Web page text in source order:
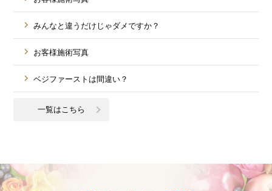
みんなと違うだけじゃダメですか？
お客様施術写真
ベジファーストは間違い？
一覧はこちら